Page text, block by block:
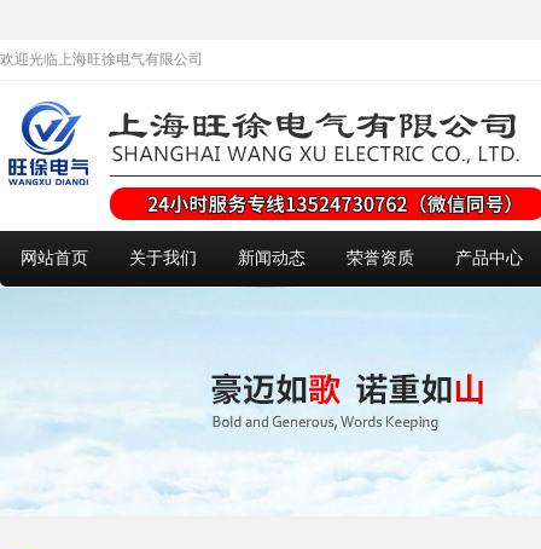
欢迎光临上海旺徐电气有限公司
网站首页 关于我们 新闻动态 荣誉资质 产品中心